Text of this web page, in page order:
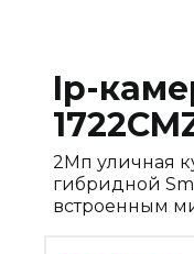
Ip-
2Мп уличная
гибридной
встроенным